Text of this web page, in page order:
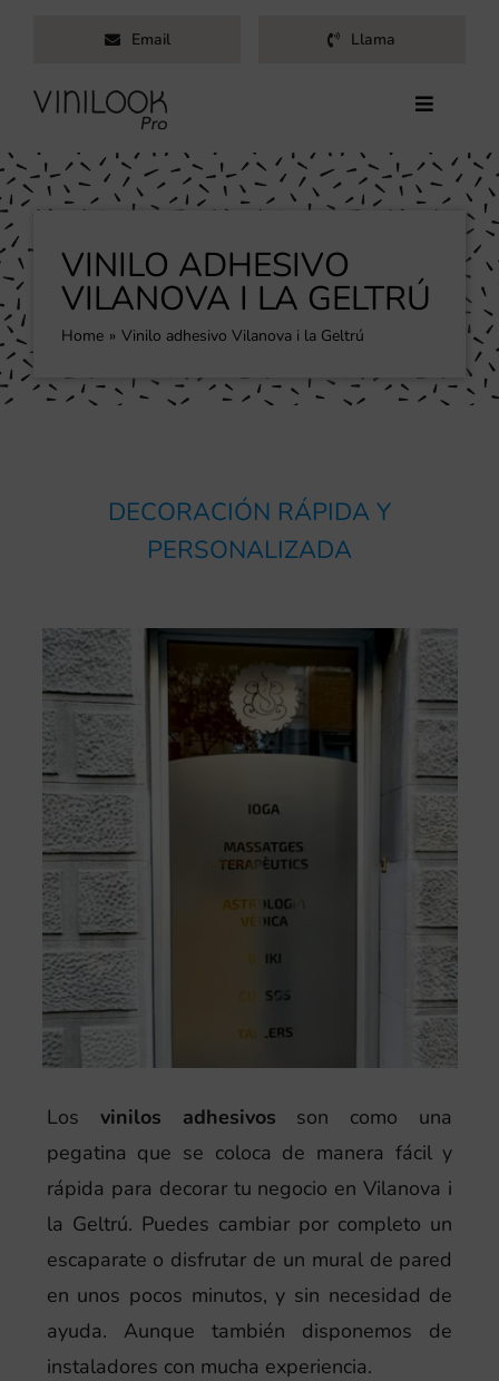
contenido
Email Llama
Toggle
Inicio
Servicios
Productos
Trabajos
Blog
Contacto
VINILO ADHESIVO
VILANOVA I LA GELTRÚ
Home Vinilo adhesivo Vilanova i la Geltrú
DECORACIÓN RÁPIDA Y
PERSONALIZADA
Los vinilos adhesivos son como una
pegatina que se coloca de manera fácil y
rápida para decorar tu negocio en Vilanova i
la Geltrú. Puedes cambiar por completo un
escaparate o disfrutar de un mural de pared
en unos pocos minutos, y sin necesidad de
ayuda. Aunque también disponemos de
instaladores con mucha experiencia.